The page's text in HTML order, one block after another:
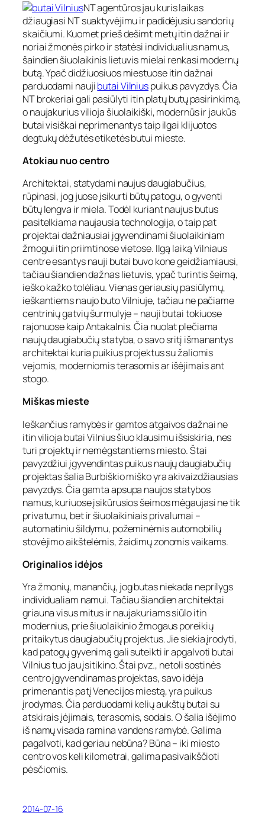
NT agentūros jau kuris laikas
džiaugiasi NT suaktyvėjimu ir padidėjusiu sandorių
skaičiumi. Kuomet prieš dešimt metų itin dažnai ir
noriai žmonės pirko ir statėsi individualius namus,
šaindien šiuolaikinis lietuvis mielai renkasi modernų
butą. Ypač didžiuosiuos miestuose itin dažnai
parduodami naujibutai Vilniuspuikus pavyzdys. Čia
NT brokeriai gali pasiūlyti itin platų butų pasirinkimą,
o naujakurius vilioja šiuolaikiški, modernūs ir jaukūs
butai visiškai neprimenantys taip ilgai klijuotos
degtukų dėžutės etiketės butui mieste.
Atokiau nuo centro
Architektai, statydami naujus daugiabučius,
rūpinasi, jog juose įsikurti būtų patogu, o gyventi
būtų lengva ir miela. Todėl kuriant naujus butus
pasitelkiama naujausia technologija, o taip pat
projektai dažniausiai įgyvendinami šiuolaikiniam
žmogui itin priimtinose vietose. Ilgą laiką Vilniaus
centre esantys nauji butai buvo kone geidžiamiausi,
tačiau šiandien dažnas lietuvis, ypač turintis šeimą,
ieško kažko tolėliau. Vienas geriausių pasiūlymų,
ieškantiems naujo buto Vilniuje, tačiau ne pačiame
centrinių gatvių šurmulyje – nauji butai tokiuose
rajonuose kaip Antakalnis. Čia nuolat plečiama
naujų daugiabučių statyba, o savo sritį išmanantys
architektai kuria puikius projektus su žaliomis
vejomis, moderniomis terasomis ar išėjimais ant
stogo.
Miškas mieste
Ieškančius ramybės ir gamtos atgaivos dažnai ne
itin vilioja butai Vilnius šiuo klausimu išsiskiria, nes
turi projektų ir nemėgstantiems miesto. Štai
pavyzdžiui įgyvendintas puikus naujų daugiabučių
projektas šalia Burbiškio miško yra akivaizdžiausias
pavyzdys. Čia gamta apsupa naujos statybos
namus, kuriuose įsikūrusios šeimos mėgaujasi ne tik
privatumu, bet ir šiuolaikiniais privalumai –
automatiniu šildymu, požeminėmis automobilių
stovėjimo aikštelėmis, žaidimų zonomis vaikams.
Originalios idėjos
Yra žmonių, manančių, jog butas niekada neprilygs
individualiam namui. Tačiau šiandien architektai
griauna visus mitus ir naujakuriams siūlo itin
modernius, prie šiuolaikinio žmogaus poreikių
pritaikytus daugiabučių projektus. Jie siekia įrodyti,
kad patogų gyvenimą gali suteikti ir apgalvoti butai
Vilnius tuo jau įsitikino. Štai pvz., netoli sostinės
centro įgyvendinamas projektas, savo idėja
primenantis patį Venecijos miestą, yra puikus
įrodymas. Čia parduodami kelių aukštų butai su
atskirais įėjimais, terasomis, sodais. O šalia išėjimo
iš namų visada ramina vandens ramybė. Galima
pagalvoti, kad geriau nebūna? Būna – iki miesto
centro vos keli kilometrai, galima pasivaikščioti
pėsčiomis.
2014-07-16